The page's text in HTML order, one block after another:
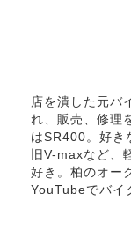
店を潰した元バ
れ、販売、修理
はSR400。好き
旧V-maxなど、
好き。柏のオー
YouTubeでバイ